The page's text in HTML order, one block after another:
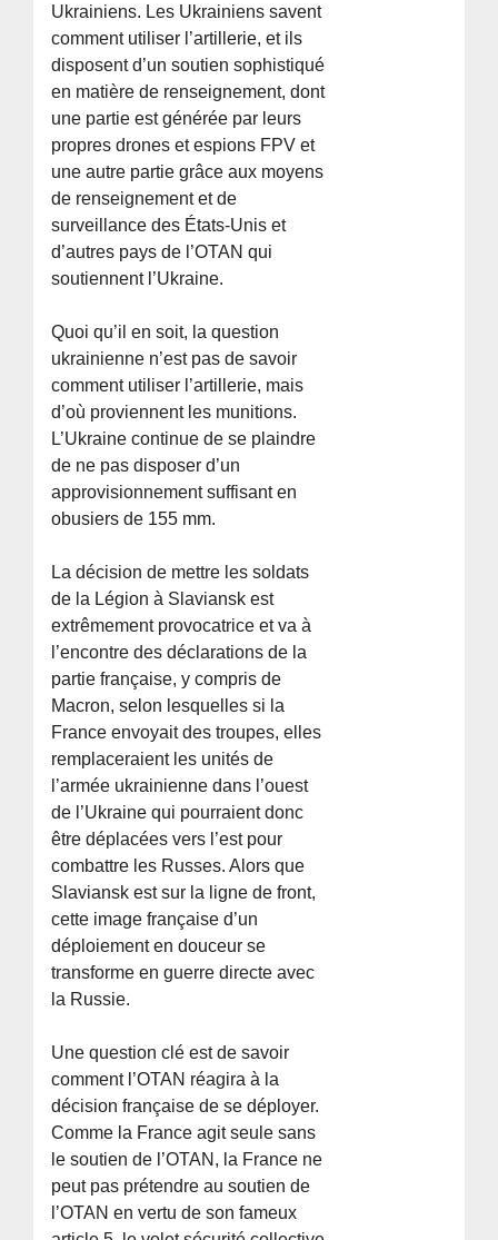
Ukrainiens. Les Ukrainiens savent
comment utiliser l’artillerie, et ils
disposent d’un soutien sophistiqué
en matière de renseignement, dont
une partie est générée par leurs
propres drones et espions FPV et
une autre partie grâce aux moyens
de renseignement et de
surveillance des États-Unis et
d’autres pays de l’OTAN qui
soutiennent l’Ukraine.
Quoi qu’il en soit, la question
ukrainienne n’est pas de savoir
comment utiliser l’artillerie, mais
d’où proviennent les munitions.
L’Ukraine continue de se plaindre
de ne pas disposer d’un
approvisionnement suffisant en
obusiers de 155 mm.
La décision de mettre les soldats
de la Légion à Slaviansk est
extrêmement provocatrice et va à
l’encontre des déclarations de la
partie française, y compris de
Macron, selon lesquelles si la
France envoyait des troupes, elles
remplaceraient les unités de
l’armée ukrainienne dans l’ouest
de l’Ukraine qui pourraient donc
être déplacées vers l’est pour
combattre les Russes. Alors que
Slaviansk est sur la ligne de front,
cette image française d’un
déploiement en douceur se
transforme en guerre directe avec
la Russie.
Une question clé est de savoir
comment l’OTAN réagira à la
décision française de se déployer.
Comme la France agit seule sans
le soutien de l’OTAN, la France ne
peut pas prétendre au soutien de
l’OTAN en vertu de son fameux